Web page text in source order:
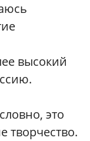
высокий
это
творчество.